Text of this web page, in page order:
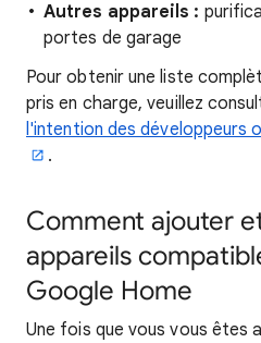
Autres appareils :
portes de garage
Pour obtenir une liste
pris en charge, veuillez
l'intention des développeurs
.
Comment ajouter
appareils
Google Home
Une fois que vous vous êtes